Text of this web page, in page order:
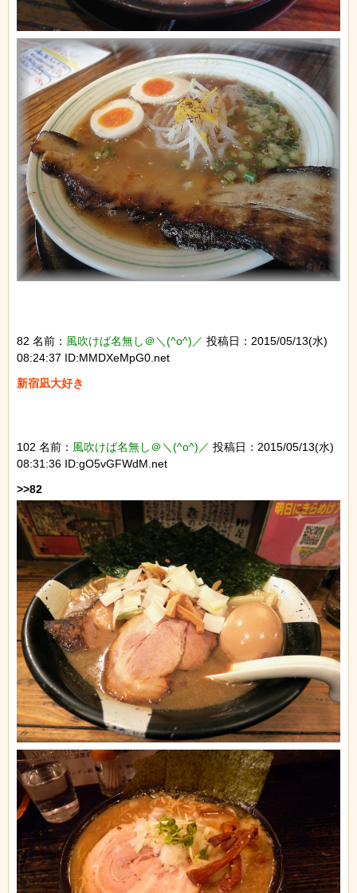
82 名前： 風吹けば名無し＠＼(^o^)／ 投稿日：2015/05/13(水)
08:24:37 ID:MMDXeMpG0.net
新宿凪大好き
102 名前： 風吹けば名無し＠＼(^o^)／ 投稿日：2015/05/13(水)
08:31:36 ID:gO5vGFWdM.net